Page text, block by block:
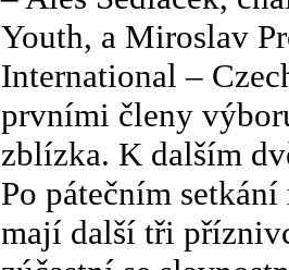
Youth, a Miroslav
International –
prvními členy
zblízka. K dalším
Po pátečním
mají další tři